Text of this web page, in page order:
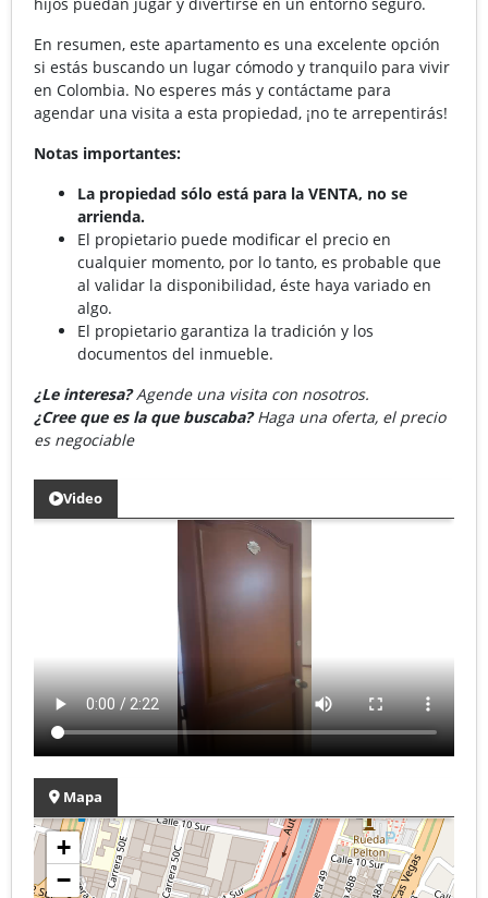
En resumen, este apartamento es una excelente opción
si estás buscando un lugar cómodo y tranquilo para vivir
en Colombia. No esperes más y contáctame para
agendar una visita a esta propiedad, ¡no te arrepentirás!
Notas importantes:
La propiedad sólo está para la VENTA, no se
arrienda.
El propietario puede modificar el precio en
cualquier momento, por lo tanto, es probable que
al validar la disponibilidad, éste haya variado en
algo.
El propietario garantiza la tradición y los
documentos del inmueble.
¿Le interesa?Agende una visita con nosotros.
¿Cree que es la que buscaba?Haga una oferta, el precio
es negociable
Video
Mapa
+
−